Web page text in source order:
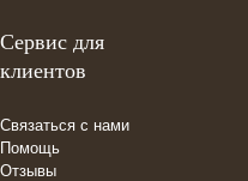
Сервис для
клиентов
Связаться с нами
Помощь
Отзывы